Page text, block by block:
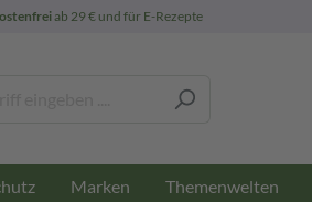
ab 29 € und für E-Rezepte
Marken Themenwelten